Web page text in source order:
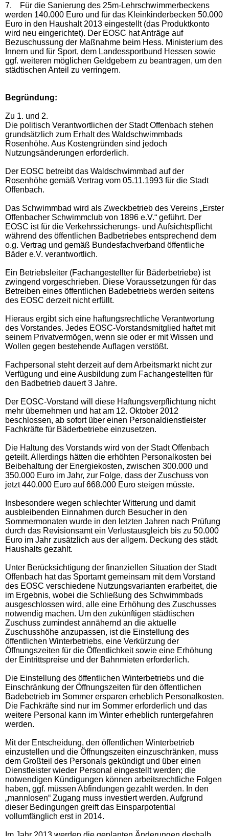
7.
Für die Sanierung des 25m-Lehrschwimmerbeckens
werden 140.000 Euro und für das Kleinkinderbecken 50.000
Euro in den Haushalt 2013 eingestellt (das Produktkonto
wird neu eingerichtet). Der EOSC hat Anträge auf
Bezuschussung der Maßnahme beim Hess. Ministerium des
Innern und für Sport, dem Landessportbund Hessen sowie
ggf. weiteren möglichen Geldgebern zu beantragen, um den
städtischen Anteil zu verringern.
Begründung:
Zu 1. und 2.
Die politisch Verantwortlichen der Stadt Offenbach stehen
grundsätzlich zum Erhalt des Waldschwimmbads
Rosenhöhe. Aus Kostengründen sind jedoch
Nutzungsänderungen erforderlich.
Der EOSC betreibt das Waldschwimmbad auf der
Rosenhöhe gemäß Vertrag vom 05.11.1993 für die Stadt
Offenbach.
Das Schwimmbad wird als Zweckbetrieb des Vereins „Erster
Offenbacher Schwimmclub von 1896 e.V.“ geführt. Der
EOSC ist für die Verkehrssicherungs- und Aufsichtspflicht
während des öffentlichen Badbetriebes entsprechend dem
o.g. Vertrag und gemäß Bundesfachverband öffentliche
Bäder e.V. verantwortlich.
Ein Betriebsleiter (Fachangestellter für Bäderbetriebe) ist
zwingend vorgeschrieben. Diese Voraussetzungen für das
Betreiben eines öffentlichen Badebetriebs werden seitens
des EOSC derzeit nicht erfüllt.
Hieraus ergibt sich eine haftungsrechtliche Verantwortung
des Vorstandes. Jedes EOSC-Vorstandsmitglied haftet mit
seinem Privatvermögen, wenn sie oder er mit Wissen und
Wollen gegen bestehende Auflagen verstößt.
Fachpersonal steht derzeit auf dem Arbeitsmarkt nicht zur
Verfügung und eine Ausbildung zum Fachangestellten für
den Badbetrieb dauert 3 Jahre.
Der EOSC-Vorstand will diese Haftungsverpflichtung nicht
mehr übernehmen und hat am 12. Oktober 2012
beschlossen, ab sofort über einen Personaldienstleister
Fachkräfte für Bäderbetriebe einzusetzen.
Die Haltung des Vorstands wird von der Stadt Offenbach
geteilt. Allerdings hätten die erhöhten Personalkosten bei
Beibehaltung der Energiekosten, zwischen 300.000 und
350.000 Euro im Jahr, zur Folge, dass der Zuschuss von
jetzt 440.000 Euro auf 668.000 Euro steigen müsste.
Insbesondere wegen schlechter Witterung und damit
ausbleibenden Einnahmen durch Besucher in den
Sommermonaten wurde in den letzten Jahren nach Prüfung
durch das Revisionsamt ein Verlustausgleich bis zu 50.000
Euro im Jahr zusätzlich aus der allgem. Deckung des städt.
Haushalts gezahlt.
Unter Berücksichtigung der finanziellen Situation der Stadt
Offenbach hat das Sportamt gemeinsam mit dem Vorstand
des EOSC verschiedene Nutzungsvarianten erarbeitet, die
im Ergebnis, wobei die Schließung des Schwimmbads
ausgeschlossen wird, alle eine Erhöhung des Zuschusses
notwendig machen. Um den zukünftigen städtischen
Zuschuss zumindest annähernd an die aktuelle
Zuschusshöhe anzupassen, ist die Einstellung des
öffentlichen Winterbetriebs, eine Verkürzung der
Öffnungszeiten für die Öffentlichkeit sowie eine Erhöhung
der Eintrittspreise und der Bahnmieten erforderlich.
Die Einstellung des öffentlichen Winterbetriebs und die
Einschränkung der Öffnungszeiten für den öffentlichen
Badebetrieb im Sommer ersparen erheblich Personalkosten.
Die Fachkräfte sind nur im Sommer erforderlich und das
weitere Personal kann im Winter erheblich runtergefahren
werden.
Mit der Entscheidung, den öffentlichen Winterbetrieb
einzustellen und die Öffnungszeiten einzuschränken, muss
dem Großteil des Personals gekündigt und über einen
Dienstleister wieder Personal eingestellt werden; die
notwendigen Kündigungen können arbeitsrechtliche Folgen
haben, ggf. müssen Abfindungen gezahlt werden. In den
„mannlosen“ Zugang muss investiert werden. Aufgrund
dieser Bedingungen greift das Einsparpotential
vollumfänglich erst in 2014.